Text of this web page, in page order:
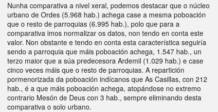
Nunha comparativa a nivel xeral, podemos destacar que o núcleo
urbano de Ordes (5.968 hab.) achega case a mesma poboación
que o resto de parroquias (6.995 hab.), polo que para a
comparativa imos normalizar os datos, non tendo en conta este
valor. Non obstante e tendo en conta esta característica seguiría
sendo a parroquia que máis poboación achega, 1.547 hab., un
terzo maior que a súa predecesora Ardemil (1.029 hab.) e case
cinco veces máis que o resto de parroquias. A repartición
pormenorizada da poboación indícanos que As Casillas, con 212
hab., é a que máis poboación achega, atopándose no extremo
contrario Mesón de Deus con 3 hab., sempre eliminando desta
comparativa o solo urbano.